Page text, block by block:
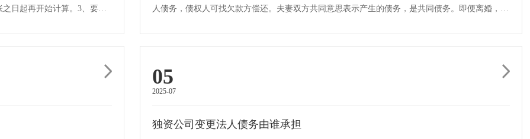
日起再开始计算。3、要求
人债务，债权人可找欠款方偿还。夫妻双方共同意思表示产生的债务，是共同债务。即便离婚，债
05
2025-07
独资公司变更法人债务由谁承担